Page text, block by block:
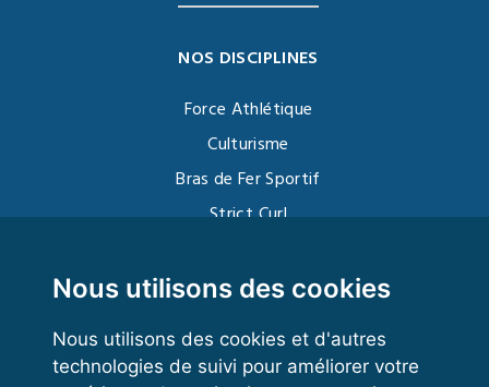
Nous utilisons des cookies
Nous utilisons des cookies et d'autres
technologies de suivi pour améliorer votre
NOS DISCIPLINES
Force Athlétique
Culturisme
Bras de Fer Sportif
Strict Curl
Kettlebell